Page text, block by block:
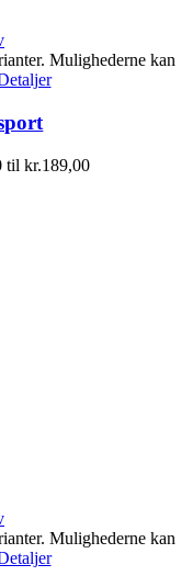
Mulighederne kan
til kr.189,00
Mulighederne kan